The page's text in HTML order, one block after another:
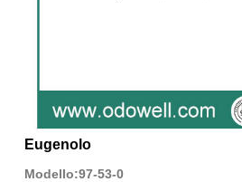
Eugenolo
Modello:97-53-0